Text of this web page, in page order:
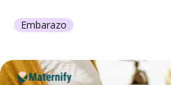
Embarazo